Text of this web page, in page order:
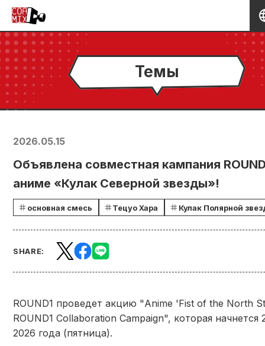
Темы
2026.05.15
Объявлена совместная кампания
аниме «Кулак Северной звезды»!
основная смесь Тецуо Хара Кулак Полярной
SHARE:
ROUND1 проведет акцию "Anime 'Fist of the North
ROUND1 Collaboration Campaign", которая начнется
2026 года (пятница).